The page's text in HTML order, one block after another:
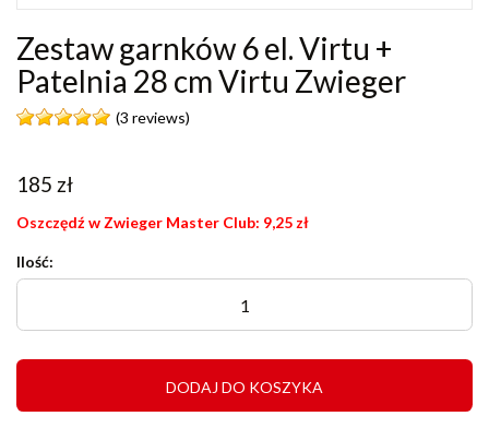
Zestaw garnków 6 el. Virtu +
Patelnia 28 cm Virtu Zwieger
(3 reviews)
185 zł
Oszczędź w Zwieger Master Club: 9,25 zł
Ilość:
DODAJ DO KOSZYKA